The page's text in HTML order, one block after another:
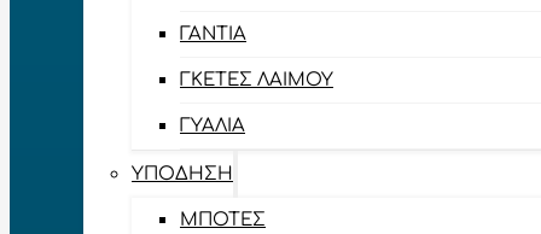
ΓΆΝΤΙΑ
ΓΚΈΤΕΣ ΛΑΊΜΟΥ
ΓΥΑΛΙΆ
ΥΠΌΔΗΣΗ
ΜΠΌΤΕΣ